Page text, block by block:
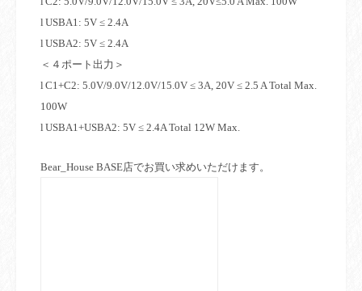
l USBA1: 5V ≤ 2.4A
l USBA2: 5V ≤ 2.4A
＜４ポート出力＞
l C1+C2: 5.0V/9.0V/12.0V/15.0V ≤ 3A, 20V ≤ 2.5 A Total Max.
100W
l USBA1+USBA2: 5V ≤ 2.4A Total 12W Max.
Bear_House BASE店でお買い求めいただけます。